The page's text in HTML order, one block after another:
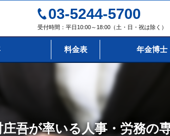
03-5244-5700
受付時間：平日10:00～18:00（土・日・祝は除く）
料金表 年金博士
吾が率いる人事・労務の